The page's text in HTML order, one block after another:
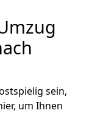
sein,
um Ihnen